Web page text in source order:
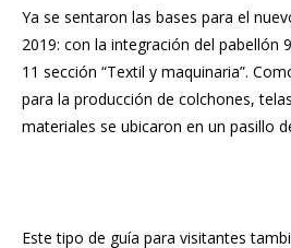
Ya se sentaron las bases para el
2019: con la integración del pabellón
11 sección “Textil y maquinaria”.
para la producción de colchones,
materiales se ubicaron en un pasillo
Este tipo de guía para visitantes